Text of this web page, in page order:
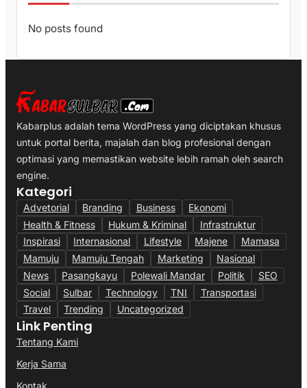
No posts found
Kabarplus adalah tema WordPress yang diciptakan khusus
untuk portal berita, majalah dan blog profesional dengan
optimasi yang memastikan website lebih ramah oleh search
engine.
Kategori
Advetorial Branding Business
Ekonomi
Health & Fitness
Hukum & Kriminal
Infrastruktur
Inspirasi
Internasional Lifestyle Majene
Mamasa
Mamuju
Mamuju Tengah Marketing
Nasional
News
Pasangkayu Polewali Mandar Politik
SEO
Social
Sulbar Technology TNI
Transportasi
Travel
Trending Uncategorized
Link Penting
Tentang Kami
Kerja Sama
Kontak